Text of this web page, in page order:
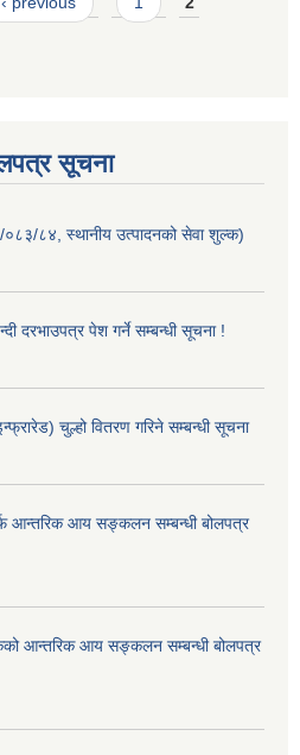
सूचना
०८३/८४, स्थानीय उत्पादनको सेवा शुल्क)
दरभाउपत्र पेश गर्ने सम्बन्धी सूचना !
चुल्हो वितरण गरिने सम्बन्धी सूचना
आन्तरिक आय सङ्कलन सम्बन्धी बोलपत्र
आन्तरिक आय सङ्कलन सम्बन्धी बोलपत्र